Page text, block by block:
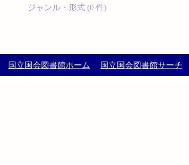
ジャンル・形式 (0 件)
国立国会図書館ホーム 国立国会図書館サーチ